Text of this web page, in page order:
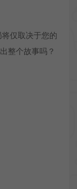
仅取决于您的
整个故事吗？